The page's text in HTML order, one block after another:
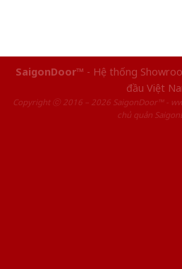
SaigonDoor™ - Hệ thống
đầu Việt
Copyright ⓒ 2016 – 2026 SaigonDoor™ -
chủ quản